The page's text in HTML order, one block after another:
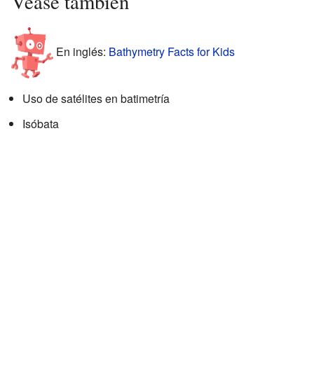
En inglés: Bathymetry Facts for Kids
Uso de satélites en batimetría
Isóbata